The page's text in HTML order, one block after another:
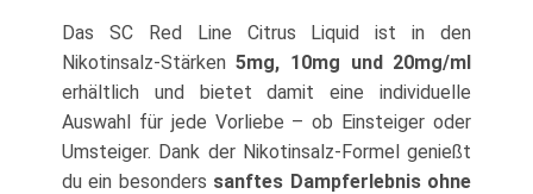
Das SC Red Line Citrus Liquid ist in den
Nikotinsalz-Stärken5mg, 10mg und 20mg/ml
erhältlich und bietet damit eine individuelle
Auswahl für jede Vorliebe – ob Einsteiger oder
Umsteiger. Dank der Nikotinsalz-Formel genießt
du ein besonders sanftes Dampferlebnis ohne